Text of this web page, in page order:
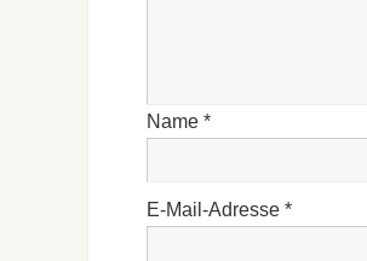
Name *
E-Mail-Adresse *